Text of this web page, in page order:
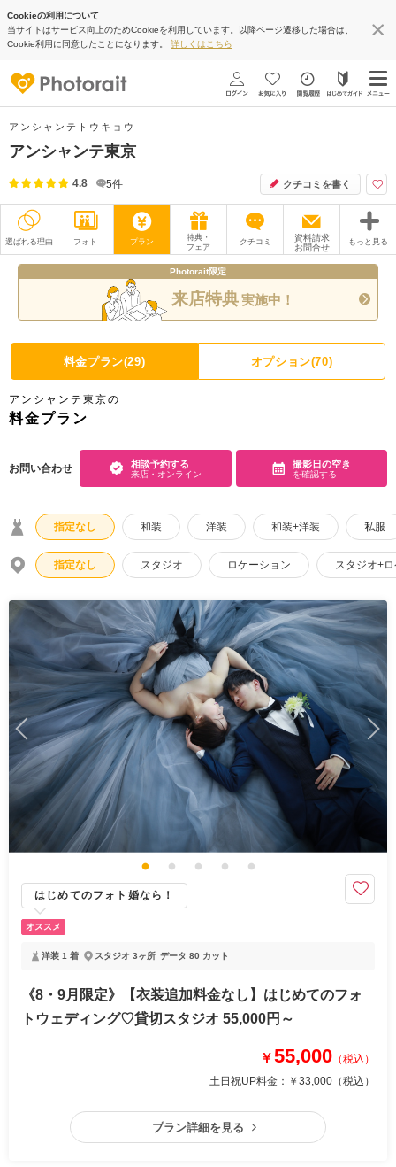
Cookieの利用について
当サイトはサービス向上のためCookieを利用しています。以降ページ遷移した場合は、
Cookie利用に同意したことになります。 詳しくはこちら
アンシャンテトウキョウ
アンシャンテ東京
4.8 5件 クチコミを書く
選ばれる理由 フォト プラン
特典・
フェア
クチコミ
資料請求
お問合せ
もっと見る
ムービー
オプション ブログ
アクセス/TEL スタジオトップ
こだわりポイント
スタジオでの撮影 海での撮影
子供用の衣装 ペットと撮影
フォト＋会食 豊富な色打掛・着物 豊富なドレス
動画の作成
チャペルでの撮影
家族・友人と撮影
豊富なカラードレス
国内出張撮影
Photorait限定
来店特典実施中！
料金プラン(29) オプション(70)
アンシャンテ東京の
料金プラン
お問い合わせ 相談予約する
来店・オンライン
撮影日の空き
を確認する
指定なし 和装 洋装 和装+洋装 私服
指定なし スタジオ ロケーション スタジオ+
はじめてのフォト婚なら！
オススメ
洋装 1 着 スタジオ 3ヶ所 データ 80 カット
《8・9月限定》【衣装追加料金なし】はじめてのフォ
トウェディング♡貸切スタジオ 55,000円～
￥55,000 （税込）
土日祝UP料金： ￥33,000 （税込）
プラン詳細を見る